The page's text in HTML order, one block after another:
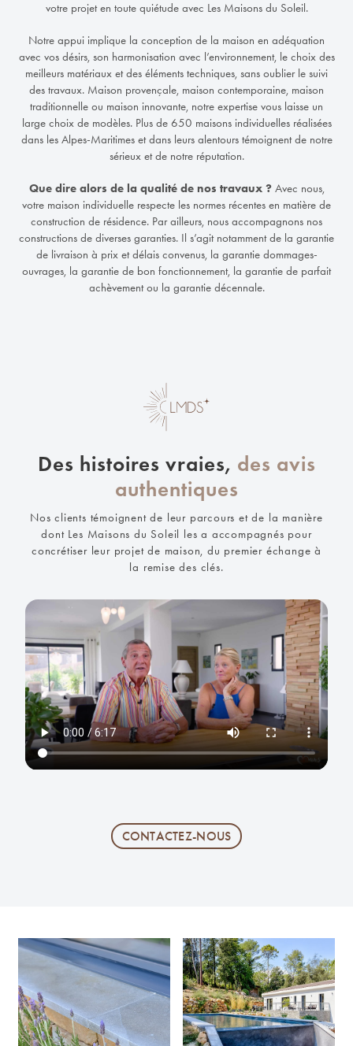
votre projet en toute quiétude avec Les Maisons du Soleil.
Notre appui implique la conception de la maison en adéquation
avec vos désirs, son harmonisation avec l’environnement, le choix des
meilleurs matériaux et des éléments techniques, sans oublier le suivi
des travaux. Maison provençale, maison contemporaine, maison
traditionnelle ou maison innovante, notre expertise vous laisse un
large choix de modèles. Plus de 650 maisons individuelles réalisées
dans les Alpes-Maritimes et dans leurs alentours témoignent de notre
sérieux et de notre réputation.
​Que dire alors de la qualité de nos travaux ?Avec nous,
votre maison individuelle respecte les normes récentes en matière de
construction de résidence. Par ailleurs, nous accompagnons nos
constructions de diverses garanties. Il s’agit notamment de la garantie
de livraison à prix et délais convenus, la garantie dommages-
ouvrages, la garantie de bon fonctionnement, la garantie de parfait
achèvement ou la garantie décennale.
Des histoires vraies, des avis
authentiques
Nos clients témoignent de leur parcours et de la manière
dont Les Maisons du Soleil les a accompagnés pour
concrétiser leur projet de maison, du premier échange à
la remise des clés.
CONTACTEZ-NOUS